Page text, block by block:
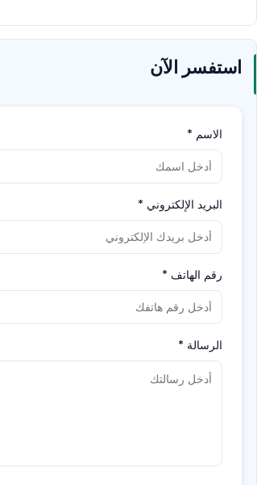
قبل الرحلة.
يجب على كل راكب تقديم بطاقة هوية
استفسر الآن
الاسم *
البريد الإلكتروني *
رقم الهاتف *
الرسالة *